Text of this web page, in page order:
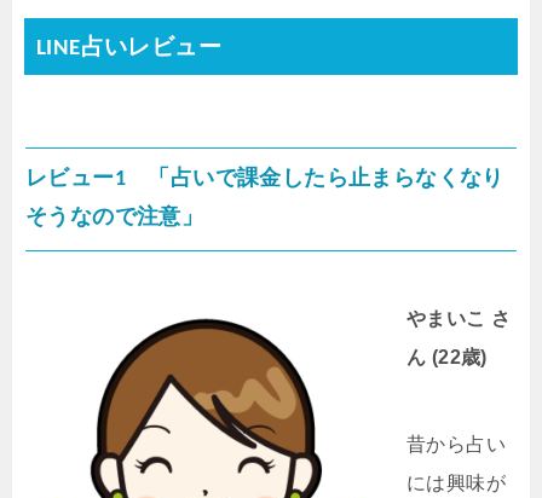
LINE占いレビュー
レビュー1 「占いで課金したら止まらなくなり
そうなので注意」
やまいこ さ
ん (22歳)
昔から占い
には興味が